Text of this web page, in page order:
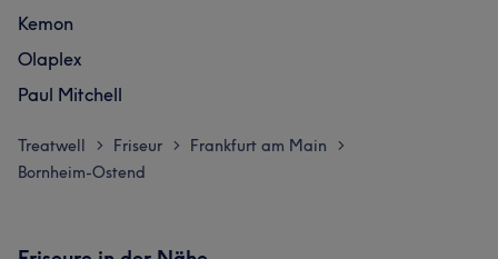
Kemon
Olaplex
Paul Mitchell
Treatwell > Friseur > Frankfurt am Main >
Bornheim-Ostend